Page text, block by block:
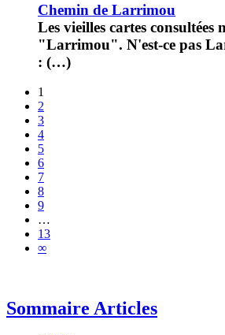
Chemin de Larrimou
Les vieilles cartes consultées
"Larrimou". N'est-ce pas
: (…)
1
2
3
4
5
6
7
8
9
…
13
∞
Sommaire Articles